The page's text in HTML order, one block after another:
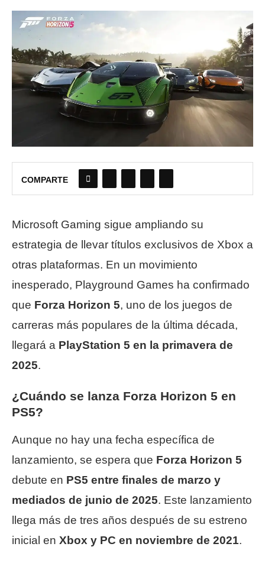
COMPARTE
Microsoft Gaming sigue ampliando su
estrategia de llevar títulos exclusivos de Xbox a
otras plataformas. En un movimiento
inesperado, Playground Games ha confirmado
que Forza Horizon 5, uno de los juegos de
carreras más populares de la última década,
llegará a PlayStation 5 en la primavera de
2025.
¿Cuándo se lanza Forza Horizon 5 en
PS5?
Aunque no hay una fecha específica de
lanzamiento, se espera que Forza Horizon 5
debute en PS5 entre finales de marzo y
mediados de junio de 2025. Este lanzamiento
llega más de tres años después de su estreno
inicial en Xbox y PC en noviembre de 2021.